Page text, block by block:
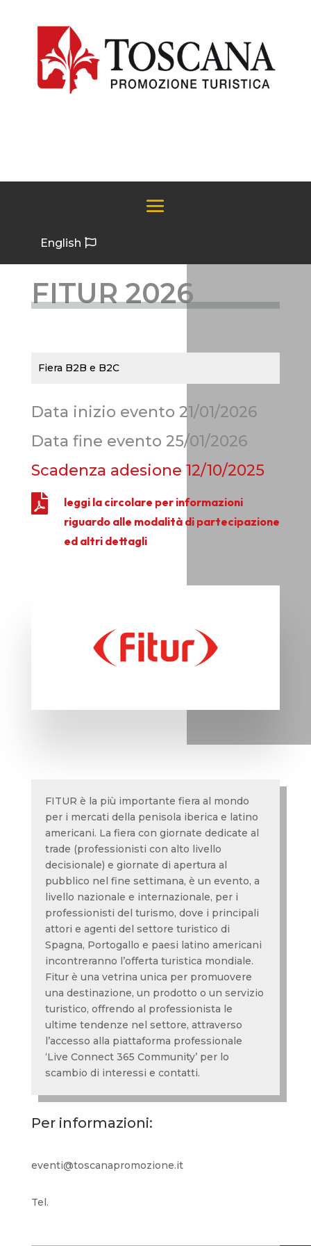
English
FITUR 2026
Fiera B2B e B2C
Data inizio evento 21/01/2026
Data fine evento 25/01/2026
Scadenza adesione 12/10/2025

leggi la circolare per informazioni
riguardo alle modalità di partecipazione
ed altri dettagli
FITUR è la più importante fiera al mondo
per i mercati della penisola iberica e latino
americani. La fiera con giornate dedicate al
trade (professionisti con alto livello
decisionale) e giornate di apertura al
pubblico nel fine settimana, è un evento, a
livello nazionale e internazionale, per i
professionisti del turismo, dove i principali
attori e agenti del settore turistico di
Spagna, Portogallo e paesi latino americani
incontreranno l’offerta turistica mondiale.
Fitur è una vetrina unica per promuovere
una destinazione, un prodotto o un servizio
turistico, offrendo al professionista le
ultime tendenze nel settore, attraverso
l’accesso alla piattaforma professionale
‘Live Connect 365 Community’ per lo
scambio di interessi e contatti.
Per informazioni:
eventi@toscanapromozione.it
Tel.